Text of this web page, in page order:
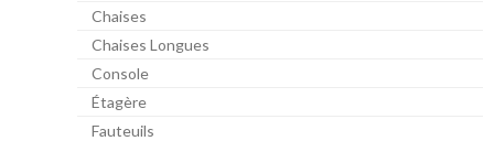
Chaises
Chaises Longues
Console
Étagère
Fauteuils